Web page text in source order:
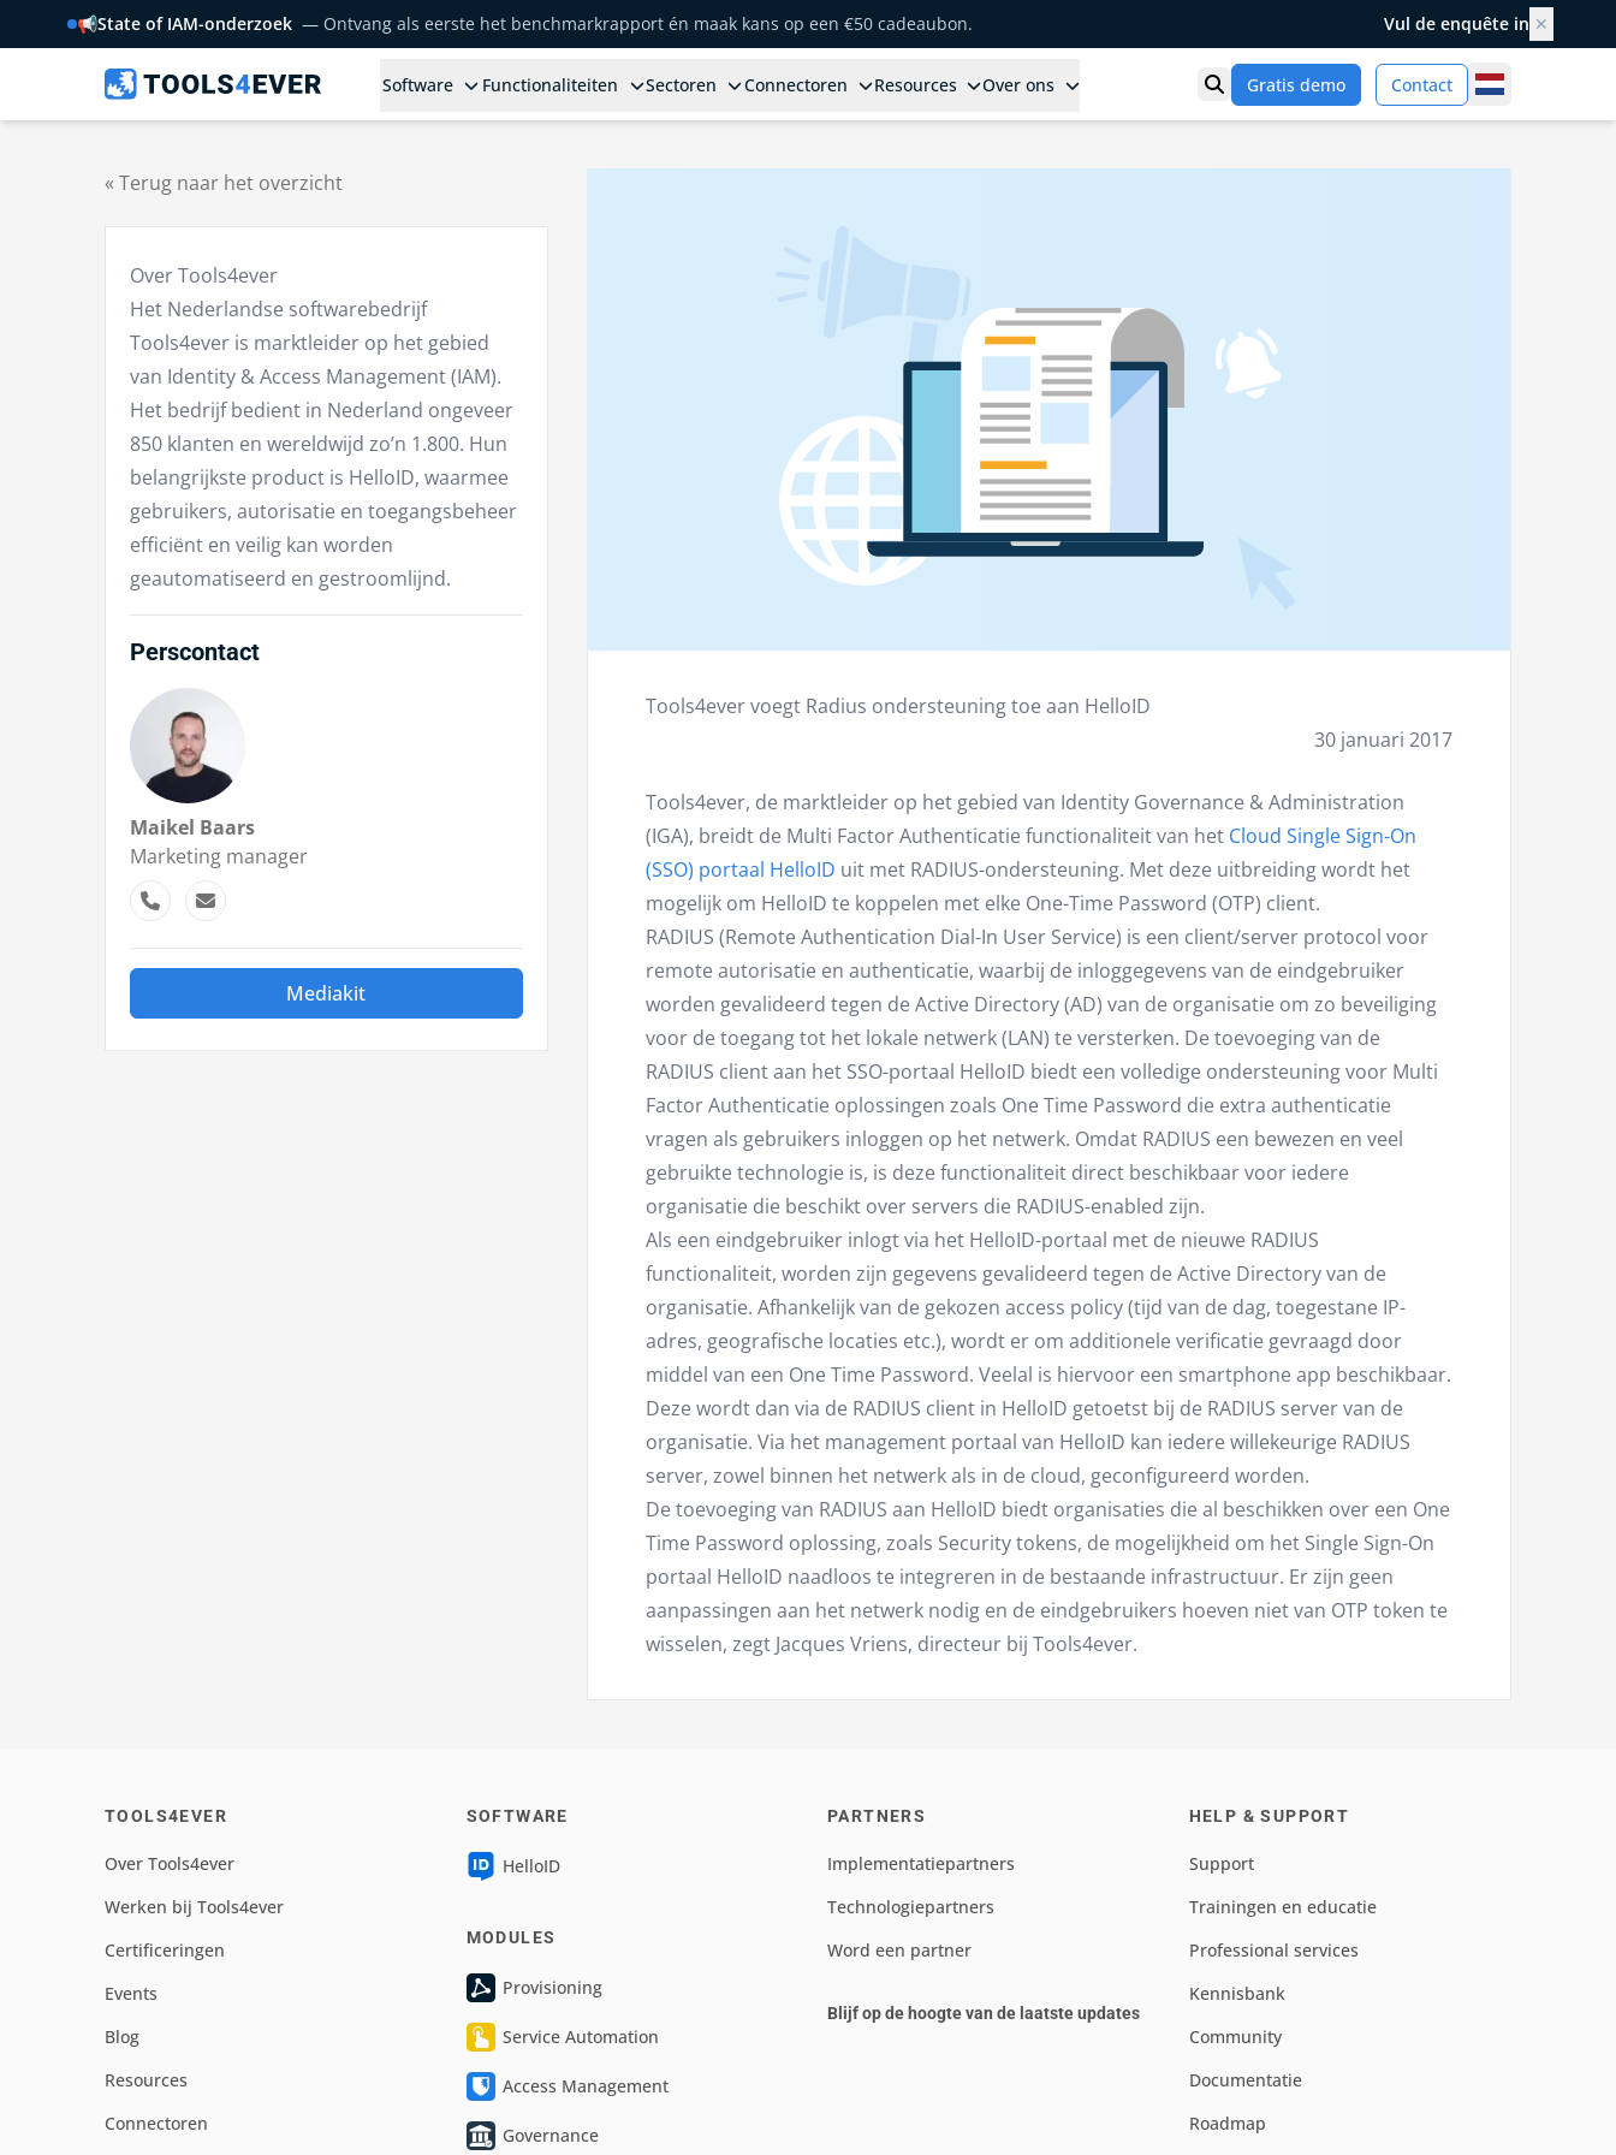
📢State of IAM-onderzoek — Ontvang als eerste het benchmarkrapport én maak kans op een €50 cadeaubon. Vul de enquête in ✕
Software Functionaliteiten Sectoren Connectoren Resources Over ons Toon zoek
Gratis demo Contact Netherlands
« Terug naar het overzicht
Over Tools4ever
Het Nederlandse softwarebedrijf
Tools4ever is marktleider op het gebied
van Identity & Access Management (IAM).
Het bedrijf bedient in Nederland ongeveer
850 klanten en wereldwijd zo’n 1.800. Hun
belangrijkste product is HelloID, waarmee
gebruikers, autorisatie en toegangsbeheer
efficiënt en veilig kan worden
geautomatiseerd en gestroomlijnd.
Perscontact
Maikel Baars
Marketing manager
Mediakit
Tools4ever voegt Radius ondersteuning toe aan HelloID
30 januari 2017
Tools4ever, de marktleider op het gebied van Identity Governance & Administration
(IGA), breidt de Multi Factor Authenticatie functionaliteit van het Cloud Single Sign-On
(SSO) portaal HelloID uit met RADIUS-ondersteuning. Met deze uitbreiding wordt het
mogelijk om HelloID te koppelen met elke One-Time Password (OTP) client.
RADIUS (Remote Authentication Dial-In User Service) is een client/server protocol voor
remote autorisatie en authenticatie, waarbij de inloggegevens van de eindgebruiker
worden gevalideerd tegen de Active Directory (AD) van de organisatie om zo beveiliging
voor de toegang tot het lokale netwerk (LAN) te versterken. De toevoeging van de
RADIUS client aan het SSO-portaal HelloID biedt een volledige ondersteuning voor Multi
Factor Authenticatie oplossingen zoals One Time Password die extra authenticatie
vragen als gebruikers inloggen op het netwerk. Omdat RADIUS een bewezen en veel
gebruikte technologie is, is deze functionaliteit direct beschikbaar voor iedere
organisatie die beschikt over servers die RADIUS-enabled zijn.
Als een eindgebruiker inlogt via het HelloID-portaal met de nieuwe RADIUS
functionaliteit, worden zijn gegevens gevalideerd tegen de Active Directory van de
organisatie. Afhankelijk van de gekozen access policy (tijd van de dag, toegestane IP-
adres, geografische locaties etc.), wordt er om additionele verificatie gevraagd door
middel van een One Time Password. Veelal is hiervoor een smartphone app beschikbaar.
Deze wordt dan via de RADIUS client in HelloID getoetst bij de RADIUS server van de
organisatie. Via het management portaal van HelloID kan iedere willekeurige RADIUS
server, zowel binnen het netwerk als in de cloud, geconfigureerd worden.
De toevoeging van RADIUS aan HelloID biedt organisaties die al beschikken over een One
Time Password oplossing, zoals Security tokens, de mogelijkheid om het Single Sign-On
portaal HelloID naadloos te integreren in de bestaande infrastructuur. Er zijn geen
aanpassingen aan het netwerk nodig en de eindgebruikers hoeven niet van OTP token te
wisselen, zegt Jacques Vriens, directeur bij Tools4ever.
TOOLS4EVER
Over Tools4ever
Werken bij Tools4ever
Certificeringen
Events
Blog
Resources
Connectoren
SOFTWARE
HelloID
MODULES
Provisioning
Service Automation
Access Management
Governance
PARTNERS
Implementatiepartners
Technologiepartners
Word een partner
Blijf op de hoogte van de laatste updates
HELP & SUPPORT
Support
Trainingen en educatie
Professional services
Kennisbank
Community
Documentatie
Roadmap